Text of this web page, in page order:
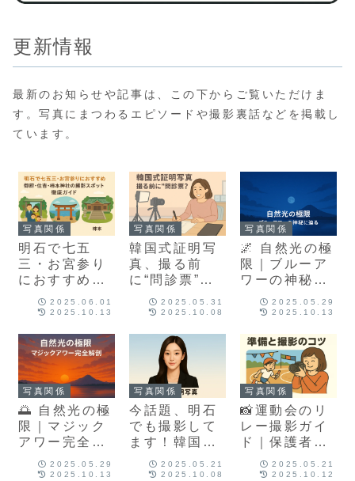
更新情報
最新のお知らせや記事は、この下からご覧いただけま
す。写真にまつわるエピソードや撮影裏話などを掲載し
ています。
写真関係
明石で七五
三・お宮参り
におすすめ！
御厨・住吉・
柿本神社の撮
底ガイド
2025.06.01
2025.10.13
写真関係
韓国式証明写
真、撮る前
に“問診票”？
理想の一枚の
ために大切な
2025.05.31
2025.10.08
写真関係
🌌 自然光の極
限｜ブルーア
ワーの神秘に
迫る
2025.05.29
2025.10.13
写真関係
🌅 自然光の極
限｜マジック
アワー完全解
2025.05.29
2025.10.13
写真関係
今話題、明石
でも撮影して
ます！韓国式
証明写真と
は？
2025.05.21
2025.10.08
写真関係
📸運動会のリ
レー撮影ガイ
ド｜保護者が
絶対に押さえ
たい準備と撮
2025.05.21
2025.10.12